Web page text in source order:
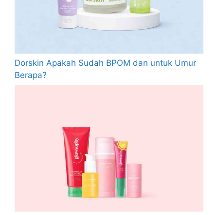
Dorskin Apakah Sudah BPOM dan untuk Umur
Berapa?